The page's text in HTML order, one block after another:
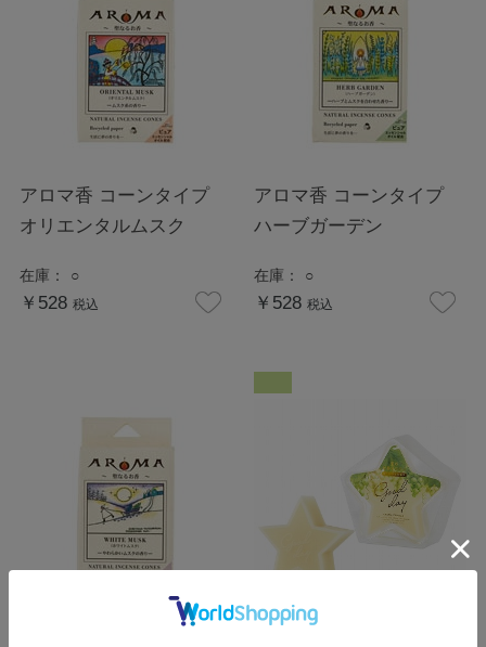
アロマ香 コーンタイプ
オリエンタルムスク
在庫： ○
￥528 税込
アロマ香 コーンタイプ
ハーブガーデン
在庫： ○
￥528 税込